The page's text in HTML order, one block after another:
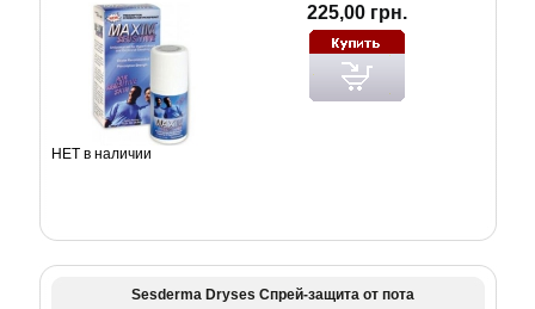
225,00 грн.
НЕТ в наличии
Sesderma Dryses Спрей-защита от пота